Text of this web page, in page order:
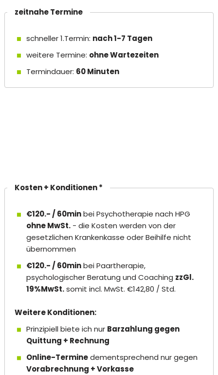
zeitnahe Termine
schneller 1.Termin: nach 1-7 Tagen
weitere Termine: ohne Wartezeiten
Termindauer: 60 Minuten
Kosten + Konditionen *
€120.- / 60minbei Psychotherapie nach HPG
ohne MwSt. - die Kosten werden von der
gesetzlichen Krankenkasse oder Beihilfe nicht
übernommen
€120.- / 60minbei Paartherapie,
psychologischer Beratung und Coaching zzGl.
19%MwSt.somit incl. MwSt. €142,80 / Std.
Weitere Konditionen:
Prinzipiell biete ich nur Barzahlung gegen
Quittung + Rechnung
Online-Terminedementsprechend nur gegen
Vorabrechnung + Vorkasse